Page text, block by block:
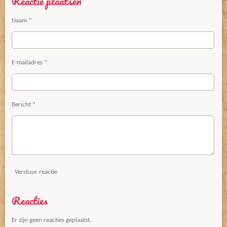
n
e
n
Naam *
E-mailadres *
Bericht *
Verstuur reactie
Reacties
Er zijn geen reacties geplaatst.